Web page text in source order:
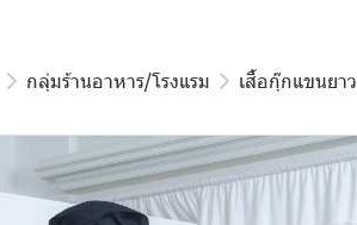
กลุ่มร้านอาหาร/โรงแรม เสื้อกุ๊กแขนยาว